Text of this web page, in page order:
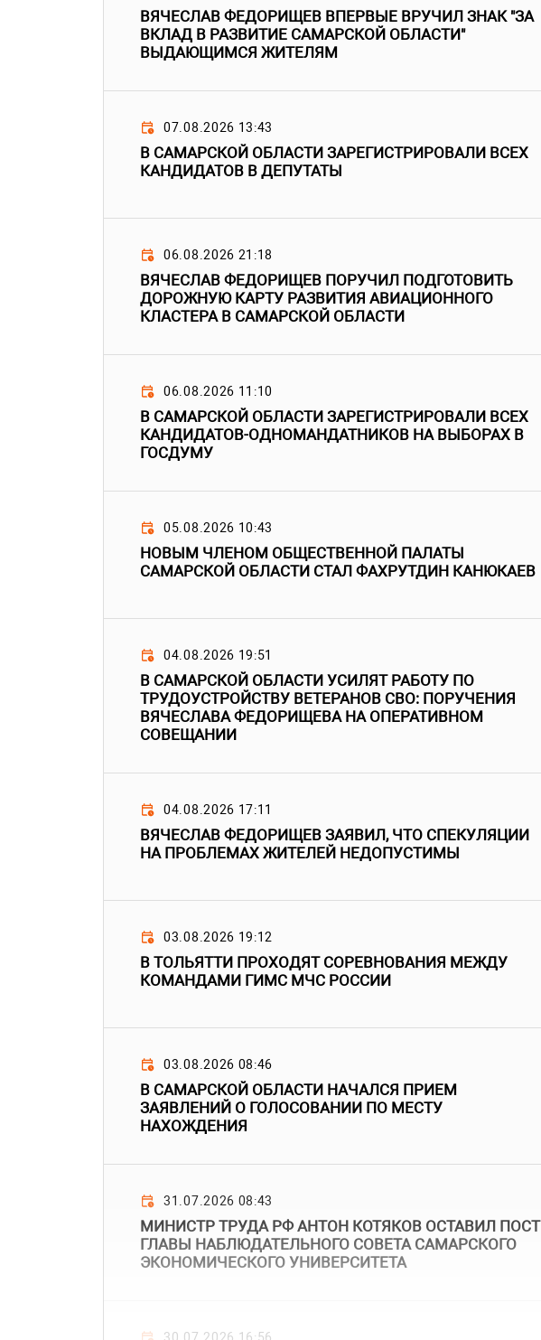
ВЯЧЕСЛАВ ФЕДОРИЩЕВ ВПЕРВЫЕ ВРУЧИЛ ЗНАК "ЗА
ВКЛАД В РАЗВИТИЕ САМАРСКОЙ ОБЛАСТИ"
ВЫДАЮЩИМСЯ ЖИТЕЛЯМ
07.08.2026 13:43
В САМАРСКОЙ ОБЛАСТИ ЗАРЕГИСТРИРОВАЛИ ВСЕХ
КАНДИДАТОВ В ДЕПУТАТЫ
06.08.2026 21:18
ВЯЧЕСЛАВ ФЕДОРИЩЕВ ПОРУЧИЛ ПОДГОТОВИТЬ
ДОРОЖНУЮ КАРТУ РАЗВИТИЯ АВИАЦИОННОГО
КЛАСТЕРА В САМАРСКОЙ ОБЛАСТИ
06.08.2026 11:10
В САМАРСКОЙ ОБЛАСТИ ЗАРЕГИСТРИРОВАЛИ ВСЕХ
КАНДИДАТОВ-ОДНОМАНДАТНИКОВ НА ВЫБОРАХ В
ГОСДУМУ
05.08.2026 10:43
НОВЫМ ЧЛЕНОМ ОБЩЕСТВЕННОЙ ПАЛАТЫ
САМАРСКОЙ ОБЛАСТИ СТАЛ ФАХРУТДИН КАНЮКАЕВ
04.08.2026 19:51
В САМАРСКОЙ ОБЛАСТИ УСИЛЯТ РАБОТУ ПО
ТРУДОУСТРОЙСТВУ ВЕТЕРАНОВ СВО: ПОРУЧЕНИЯ
ВЯЧЕСЛАВА ФЕДОРИЩЕВА НА ОПЕРАТИВНОМ
СОВЕЩАНИИ
04.08.2026 17:11
ВЯЧЕСЛАВ ФЕДОРИЩЕВ ЗАЯВИЛ, ЧТО СПЕКУЛЯЦИИ
НА ПРОБЛЕМАХ ЖИТЕЛЕЙ НЕДОПУСТИМЫ
03.08.2026 19:12
В ТОЛЬЯТТИ ПРОХОДЯТ СОРЕВНОВАНИЯ МЕЖДУ
КОМАНДАМИ ГИМС МЧС РОССИИ
03.08.2026 08:46
В САМАРСКОЙ ОБЛАСТИ НАЧАЛСЯ ПРИЕМ
ЗАЯВЛЕНИЙ О ГОЛОСОВАНИИ ПО МЕСТУ
НАХОЖДЕНИЯ
31.07.2026 08:43
МИНИСТР ТРУДА РФ АНТОН КОТЯКОВ ОСТАВИЛ ПОСТ
ГЛАВЫ НАБЛЮДАТЕЛЬНОГО СОВЕТА САМАРСКОГО
ЭКОНОМИЧЕСКОГО УНИВЕРСИТЕТА